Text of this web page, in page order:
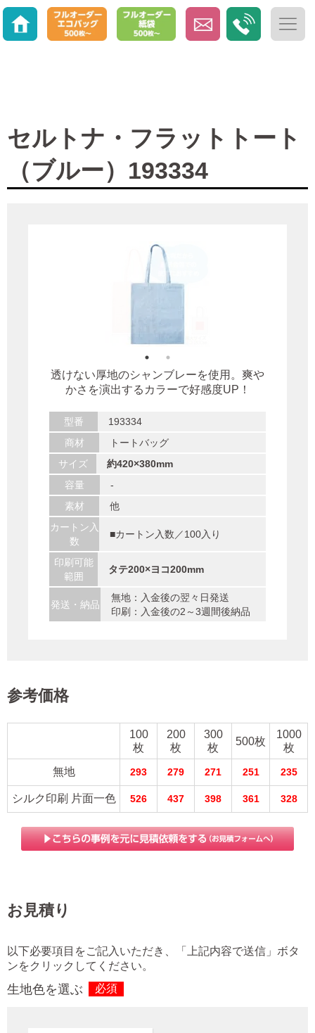
セルトナ・フラットトート
（ブルー）193334
透けない厚地のシャンブレーを使用。爽や
かさを演出するカラーで好感度UP！
型番
193334
商材
トートバッグ
サイズ
約420×380mm
容量
-
素材
他
カートン入
数
■カートン入数／100入り
印刷可能
範囲
タテ200×ヨコ200mm
発送・納品
無地：入金後の翌々日発送
印刷：入金後の2～3週間後納品
参考価格
100
枚
200
枚
300
枚
500枚
1000
枚
無地
293 279 271 251 235
シルク印刷 片面一色 526 437 398 361 328
お見積り
以下必要項目をご記入いただき、「上記内容で送信」ボタ
ンをクリックしてください。
生地色を選ぶ 必須